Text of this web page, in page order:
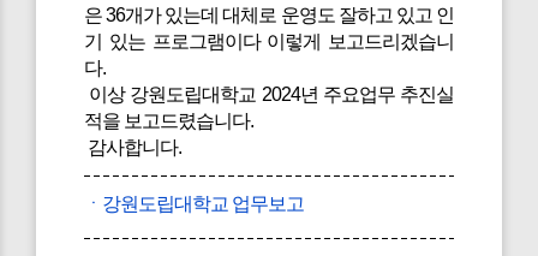
은 36개가 있는데 대체로 운영도 잘하고 있고 인
기 있는 프로그램이다 이렇게 보고드리겠습니
다.
이상 강원도립대학교 2024년 주요업무 추진실
적을 보고드렸습니다.
감사합니다.
ㆍ강원도립대학교 업무보고